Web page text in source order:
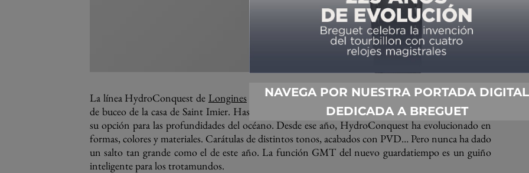
La línea HydroConquest de Longines nació en 2007. Se convirtió en la versión moderna del reloj
de buceo de la casa de Saint Imier. Hasta ese momento, Legend Diver, un reloj de estilo retro, era
su opción para las profundidades del océano. Desde ese año, HydroConquest ha evolucionado en
formas, colores y materiales. Carátulas de distintos tonos, acabados con PVD… Pero nunca ha dado
un salto tan grande como el de este año. La función GMT del nuevo guardatiempo es un guiño
inteligente para los trotamundos.
NAVEGA POR NUESTRA PORTADA DIGITAL
DEDICADA A BREGUET